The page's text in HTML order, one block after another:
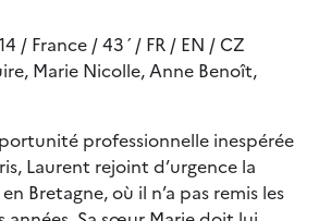
/ France / 43´/ FR / EN / CZ
Marie Nicolle, Anne Benoît,
professionnelle inespérée
Laurent rejoint d’urgence la
Bretagne, où il n’a pas remis les